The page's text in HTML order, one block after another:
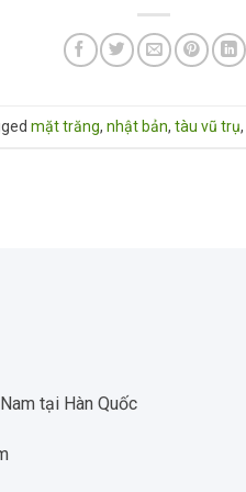
mặt trăng, nhật bản, tàu vũ trụ,
tại Hàn Quốc